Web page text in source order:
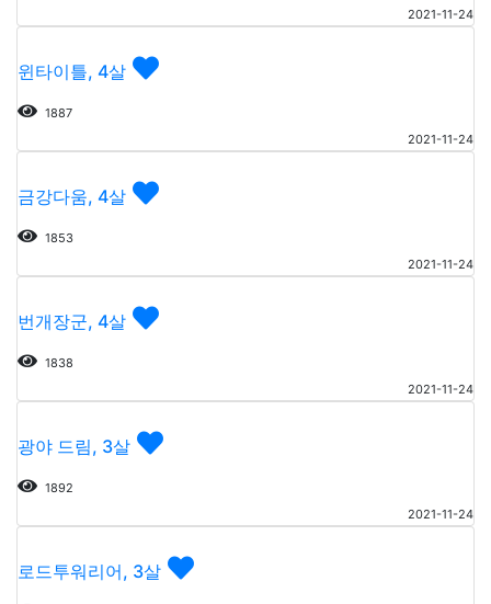
2021-11-24
윈타이틀, 4살
1887
2021-11-24
금강다움, 4살
1853
2021-11-24
번개장군, 4살
1838
2021-11-24
광야 드림, 3살
1892
2021-11-24
로드투워리어, 3살